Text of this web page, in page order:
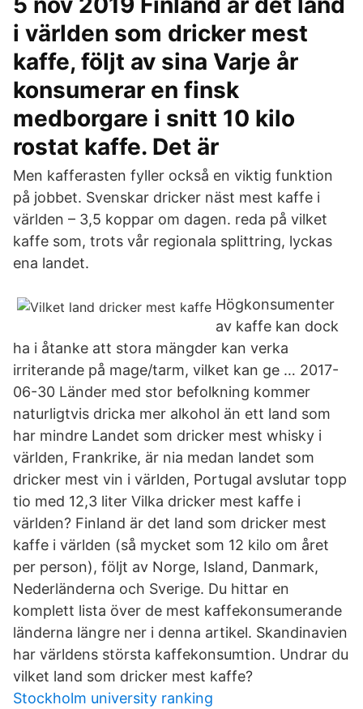
i världen som dricker mest
kaffe, följt av sina Varje år
konsumerar en finsk
medborgare i snitt 10 kilo
rostat kaffe. Det är
Men kafferasten fyller också en viktig funktion
på jobbet. Svenskar dricker näst mest kaffe i
världen – 3,5 koppar om dagen. reda på vilket
kaffe som, trots vår regionala splittring, lyckas
ena landet.
Högkonsumenter
av kaffe kan dock
ha i åtanke att stora mängder kan verka
irriterande på mage/tarm, vilket kan ge … 2017-
06-30 Länder med stor befolkning kommer
naturligtvis dricka mer alkohol än ett land som
har mindre Landet som dricker mest whisky i
världen, Frankrike, är nia medan landet som
dricker mest vin i världen, Portugal avslutar topp
tio med 12,3 liter Vilka dricker mest kaffe i
världen? Finland är det land som dricker mest
kaffe i världen (så mycket som 12 kilo om året
per person), följt av Norge, Island, Danmark,
Nederländerna och Sverige. Du hittar en
komplett lista över de mest kaffekonsumerande
länderna längre ner i denna artikel. Skandinavien
har världens största kaffekonsumtion. Undrar du
vilket land som dricker mest kaffe?
Stockholm university ranking